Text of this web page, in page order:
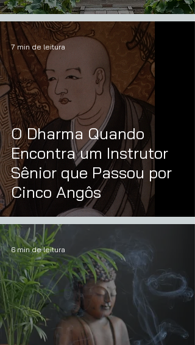
O Dharma Quando
Encontra um Instrutor
Sênior que Passou por
Cinco Angôs
7 min de leitura
6 min de leitura